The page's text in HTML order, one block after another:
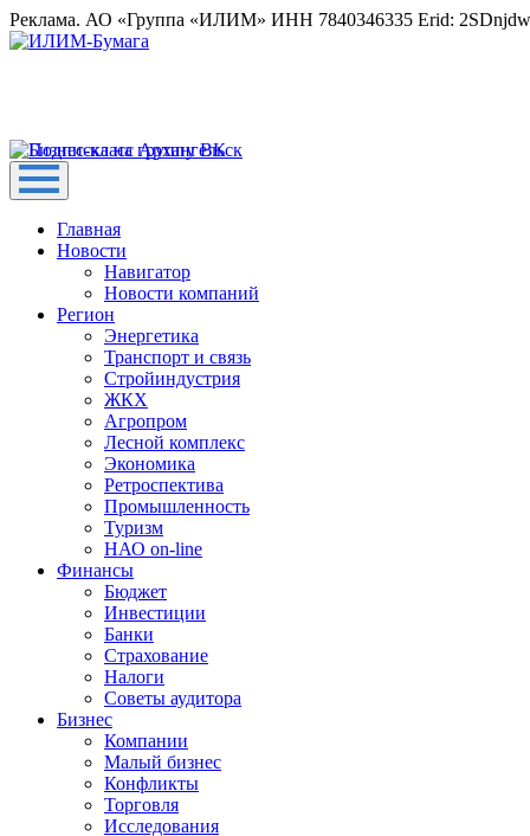
Реклама. АО «Группа «ИЛИМ» ИНН 7840346335 Erid:
Главная
Новости
Навигатор
Новости компаний
Регион
Энергетика
Транспорт и связь
Стройиндустрия
ЖКХ
Агропром
Лесной комплекс
Экономика
Ретроспектива
Промышленность
Туризм
НАО on-line
Финансы
Бюджет
Инвестиции
Банки
Страхование
Налоги
Советы аудитора
Бизнес
Компании
Малый бизнес
Конфликты
Торговля
Исследования